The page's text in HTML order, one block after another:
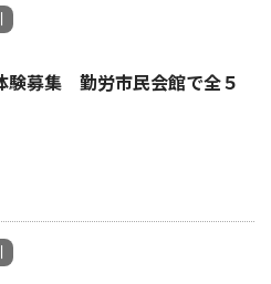
験募集 勤労市民会館で全５